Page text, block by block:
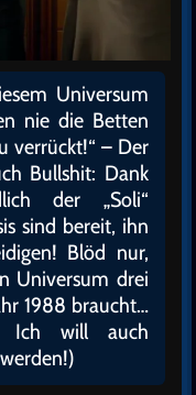
Universum
nie die Betten
verrückt!“ – Der
Bullshit: Dank
der „Soli“
sind bereit, ihn
Blöd nur,
Universum drei
1988 braucht…
Ich will auch